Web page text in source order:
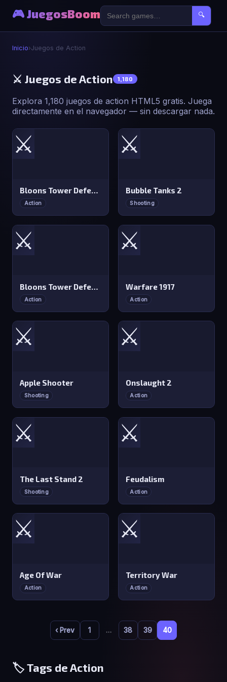
🎮 JuegosBoom 🔍
Inicio›Juegos de Action
⚔️ Juegos de Action 1,180
Explora 1,180 juegos de action HTML5 gratis. Juega
directamente en el navegador — sin descargar nada.
⚔️
Bloons Tower Defense 3
Action
⚔️
Bubble Tanks 2
Shooting
⚔️
Bloons Tower Defense 2
Action
⚔️
Warfare 1917
Action
⚔️
Apple Shooter
Shooting
⚔️
Onslaught 2
Action
⚔️
The Last Stand 2
Shooting
⚔️
Feudalism
Action
⚔️
Age Of War
Action
⚔️
Territory War
Action
‹ Prev 1 … 38 39 40
🏷️ Tags de Action